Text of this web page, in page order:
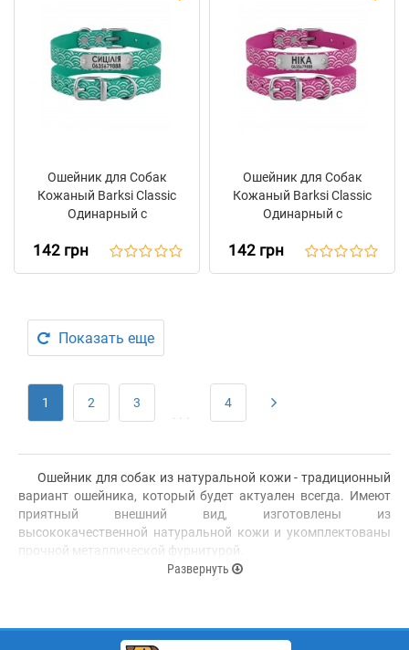
Ошейник для Собак
Кожаный Barksi Classic
Одинарный с
Море Бирюзовый
142 грн
Ошейник для Собак
Кожаный Barksi Classic
Одинарный с
Море Розовый
142 грн
Показать еще
1 2
3
4
Ошейник для собак из натуральной кожи - традиционный
вариант ошейника, который будет актуален всегда. Имеют
приятный внешний вид, изготовлены из
высококачественной натуральной кожи и укомплектованы
прочной металлической фурнитурой.
Наши кожаные ошейники для собак, выполнены только
На кожаный ошейник, есть возможность с помощью
Развернуть